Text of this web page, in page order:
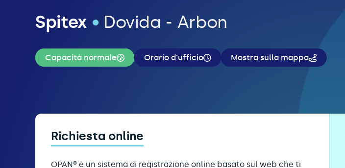
Spitex • Dovida - Arbon
Capacità normale Orario d'ufficio Mostra sulla mappa
Richiesta online
OPAN® è un sistema di registrazione online basato sul web che ti